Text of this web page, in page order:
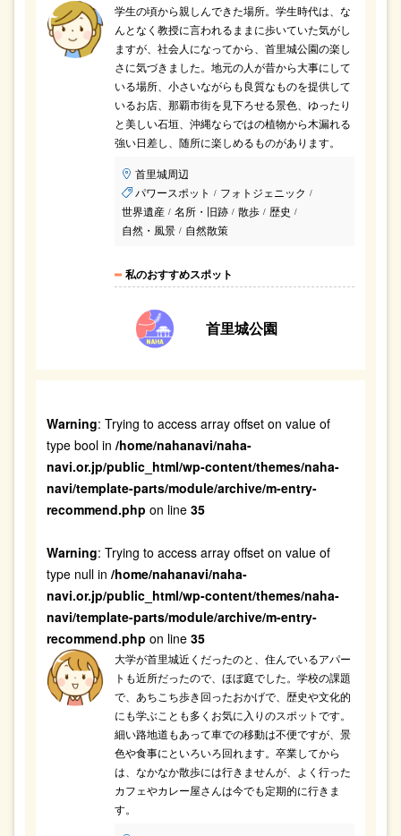
学生の頃から親しんできた場所。学生時代は、な
んとなく教授に言われるままに歩いていた気がし
ますが、社会人になってから、首里城公園の楽し
さに気づきました。地元の人が昔から大事にして
いる場所、小さいながらも良質なものを提供して
いるお店、那覇市街を見下ろせる景色、ゆったり
と美しい石垣、沖縄ならではの植物から木漏れる
強い日差し、随所に楽しめるものがあります。
首里城周辺
パワースポット / フォトジェニック /
世界遺産 / 名所・旧跡 / 散歩 / 歴史 /
自然・風景 / 自然散策
私のおすすめスポット
首里城公園
Warning: Trying to access array offset on value of
type bool in /home/nahanavi/naha-
navi.or.jp/public_html/wp-content/themes/naha-
navi/template-parts/module/archive/m-entry-
recommend.php on line 35
Warning: Trying to access array offset on value of
type null in /home/nahanavi/naha-
navi.or.jp/public_html/wp-content/themes/naha-
navi/template-parts/module/archive/m-entry-
recommend.php on line 35
大学が首里城近くだったのと、住んでいるアパー
トも近所だったので、ほぼ庭でした。学校の課題
で、あちこち歩き回ったおかげで、歴史や文化的
にも学ぶことも多くお気に入りのスポットです。
細い路地道もあって車での移動は不便ですが、景
色や食事にといろいろ回れます。卒業してから
は、なかなか散歩には行きませんが、よく行った
カフェやカレー屋さんは今でも定期的に行きま
す。